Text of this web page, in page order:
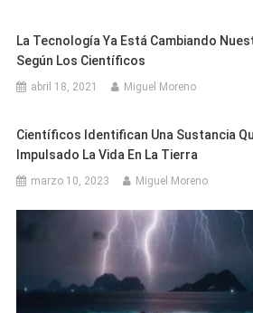
La Tecnología Ya Está Cambiando
Según Los Científicos
abril 18, 2021 Miguel Moreno
Científicos Identifican Una Sustancia
Impulsado La Vida En La Tierra
marzo 10, 2023 Miguel Moreno